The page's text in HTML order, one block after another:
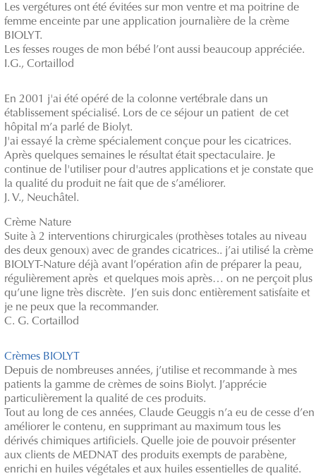
Les vergétures ont été évitées sur mon ventre et ma poitrine de
femme enceinte par une application journalière de la crème
BIOLYT.
Les fesses rouges de mon bébé l’ont aussi beaucoup appréciée.
I.G., Cortaillod
En 2001 j'ai été opéré de la colonne vertébrale dans un
établissement spécialisé. Lors de ce séjour un patient de cet
hôpital m’a parlé de Biolyt.
J'ai essayé la crème spécialement conçue pour les cicatrices.
Après quelques semaines le résultat était spectaculaire. Je
continue de l'utiliser pour d'autres applications et je constate que
la qualité du produit ne fait que de s’améliorer.
J. V., Neuchâtel.
Crème Nature
Suite à 2 interventions chirurgicales (prothèses totales au niveau
des deux genoux) avec de grandes cicatrices.. j’ai utilisé la crème
BIOLYT-Nature déjà avant l’opération afin de préparer la peau,
régulièrement après et quelques mois après… on ne perçoit plus
qu’une ligne très discrète. J’en suis donc entièrement satisfaite et
je ne peux que la recommander.
C. G. Cortaillod
Crèmes BIOLYT
Depuis de nombreuses années, j’utilise et recommande à mes
patients la gamme de crèmes de soins Biolyt. J’apprécie
particulièrement la qualité de ces produits.
Tout au long de ces années, Claude Geuggis n’a eu de cesse d’en
améliorer le contenu, en supprimant au maximum tous les
dérivés chimiques artificiels. Quelle joie de pouvoir présenter
aux clients de MEDNAT des produits exempts de parabène,
enrichi en huiles végétales et aux huiles essentielles de qualité.